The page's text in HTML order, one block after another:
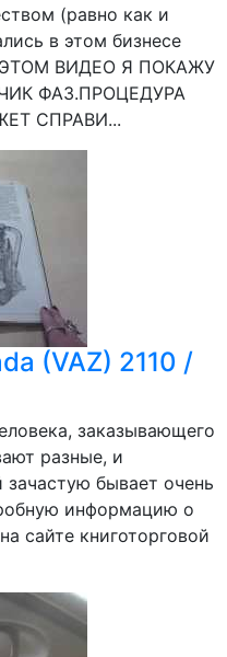
(равно как и
в этом бизнесе
ЭТОМ ВИДЕО Я ПОКАЖУ
ФАЗ.ПРОЦЕДУРА
СПРАВИ...
(VAZ) 2110 /
заказывающего
разные, и
бывает очень
информацию о
сайте книготорговой